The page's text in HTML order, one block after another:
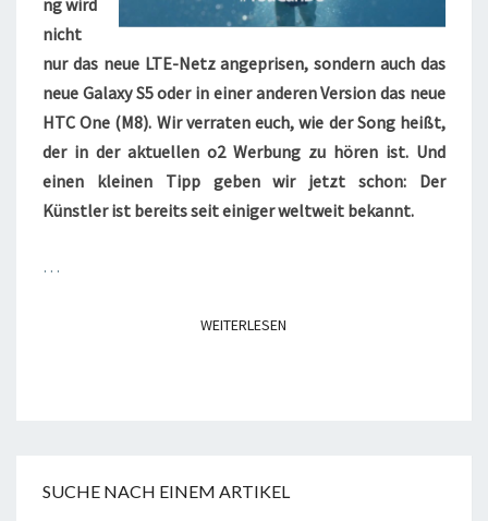
ng wird
nicht
nur das neue LTE-Netz angeprisen, sondern auch das
neue Galaxy S5 oder in einer anderen Version das neue
HTC One (M8). Wir verraten euch, wie der Song heißt,
der in der aktuellen o2 Werbung zu hören ist. Und
einen kleinen Tipp geben wir jetzt schon: Der
Künstler ist bereits seit einiger weltweit bekannt.
…
WEITERLESEN
SUCHE NACH EINEM ARTIKEL